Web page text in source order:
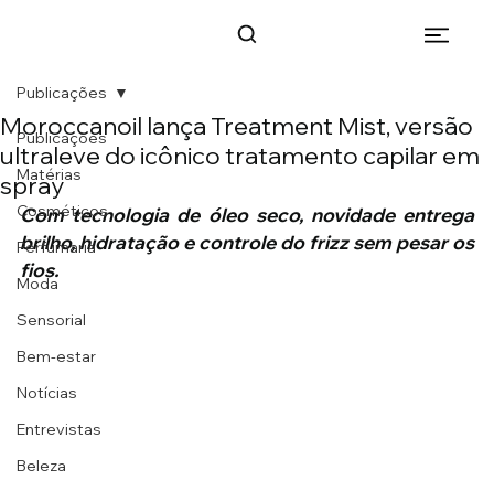
Publicações
Matérias
Cosméticos
Perfumaria
Moda
Sensorial
Bem-estar
Notícias
Entrevistas
Beleza
Publicações
Moroccanoil lança Treatment Mist, versão
ultraleve do icônico tratamento capilar em
spray
Com tecnologia de óleo seco, novidade entrega
brilho, hidratação e controle do frizz sem pesar os
fios.